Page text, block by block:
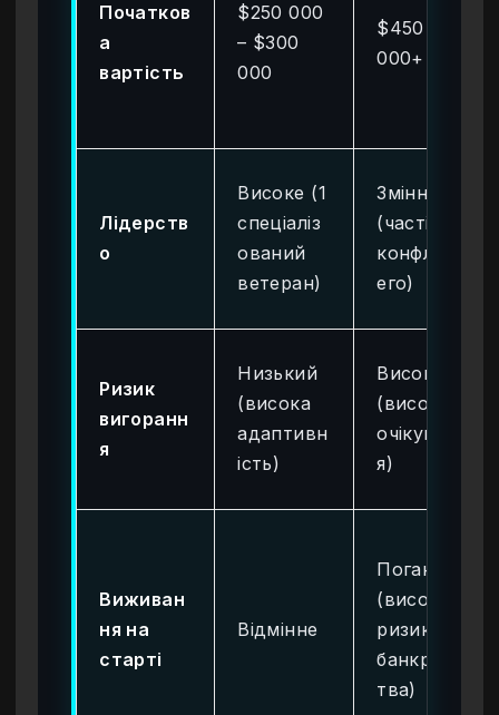
Початков
а
вартість
$250 000
– $300
000
$450
000+
Лідерств
о
Високе (1
спеціаліз
ований
ветеран)
Змінне
(часті
конфлікти
его)
Ризик
вигоранн
я
Низький
(висока
адаптивн
ість)
Високий
(високі
очікуванн
я)
Виживан
ня на
старті
Відмінне
Погане
(високий
ризик
банкрутс
тва)